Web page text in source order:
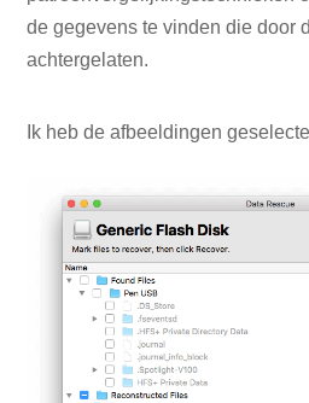
de gegevens te vinden die door
achtergelaten.
Ik heb de afbeeldingen